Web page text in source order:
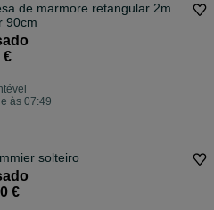
de marmore retangular 2m
90cm
€
às 07:49
solteiro
€